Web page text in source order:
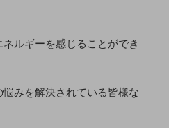
ルギーを感じることができ
みを解決されている皆様な